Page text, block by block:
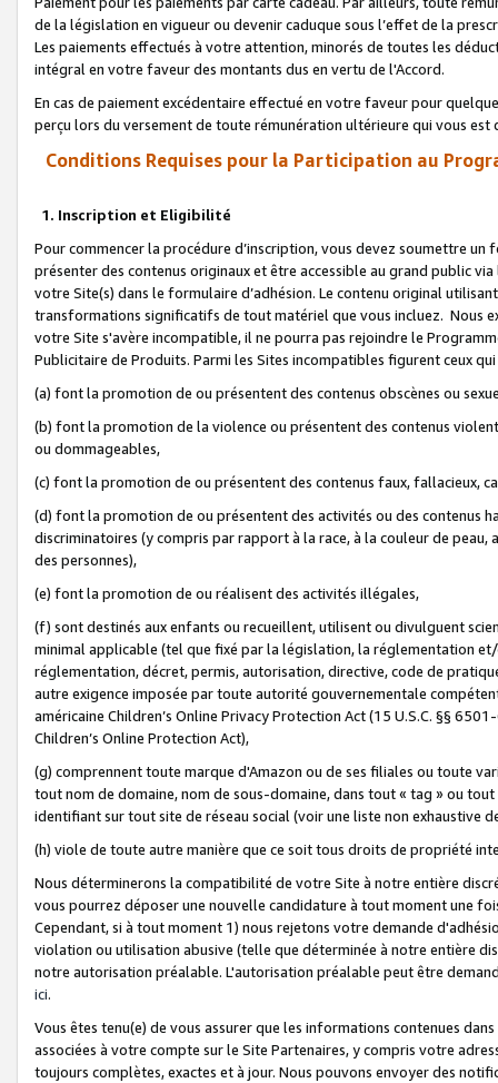
de la législation en vigueur ou devenir caduque sous l’effet de la
Les paiements effectués à votre attention, minorés de toutes les
intégral en votre faveur des montants dus en vertu de l'Accord.
En cas de paiement excédentaire effectué en votre faveur pour
perçu lors du versement de toute rémunération ultérieure qui vous est
Conditions Requises pour la Participation au
1. Inscription et Eligibilité
Pour commencer la procédure d’inscription, vous devez soumettre
présenter des contenus originaux et être accessible au grand public
votre Site(s) dans le formulaire d’adhésion. Le contenu original
transformations significatifs de tout matériel que vous incluez. Nous
votre Site s'avère incompatible, il ne pourra pas rejoindre le
Publicitaire de Produits. Parmi les Sites incompatibles figurent ceux
(a) font la promotion de ou présentent des contenus obscènes ou
(b) font la promotion de la violence ou présentent des contenus
ou dommageables,
(c) font la promotion de ou présentent des contenus faux, fallacieux,
(d) font la promotion de ou présentent des activités ou des contenus
discriminatoires (y compris par rapport à la race, à la couleur de
des personnes),
(e) font la promotion de ou réalisent des activités illégales,
(f) sont destinés aux enfants ou recueillent, utilisent ou divulguent
minimal applicable (tel que fixé par la législation, la réglementation
réglementation, décret, permis, autorisation, directive, code de
autre exigence imposée par toute autorité gouvernementale
américaine Children’s Online Privacy Protection Act (15 U.S.C. §§
Children’s Online Protection Act),
(g) comprennent toute marque d'Amazon ou de ses filiales ou toute
tout nom de domaine, nom de sous-domaine, dans tout « tag » ou
identifiant sur tout site de réseau social (voir une liste non exhaustive
(h) viole de toute autre manière que ce soit tous droits de propriété
Nous déterminerons la compatibilité de votre Site à notre entière
vous pourrez déposer une nouvelle candidature à tout moment une
Cependant, si à tout moment 1) nous rejetons votre demande
violation ou utilisation abusive (telle que déterminée à notre entière
notre autorisation préalable. L'autorisation préalable peut être
ici.
Vous êtes tenu(e) de vous assurer que les informations contenues
associées à votre compte sur le Site Partenaires, y compris votre
toujours complètes, exactes et à jour. Nous pouvons envoyer des